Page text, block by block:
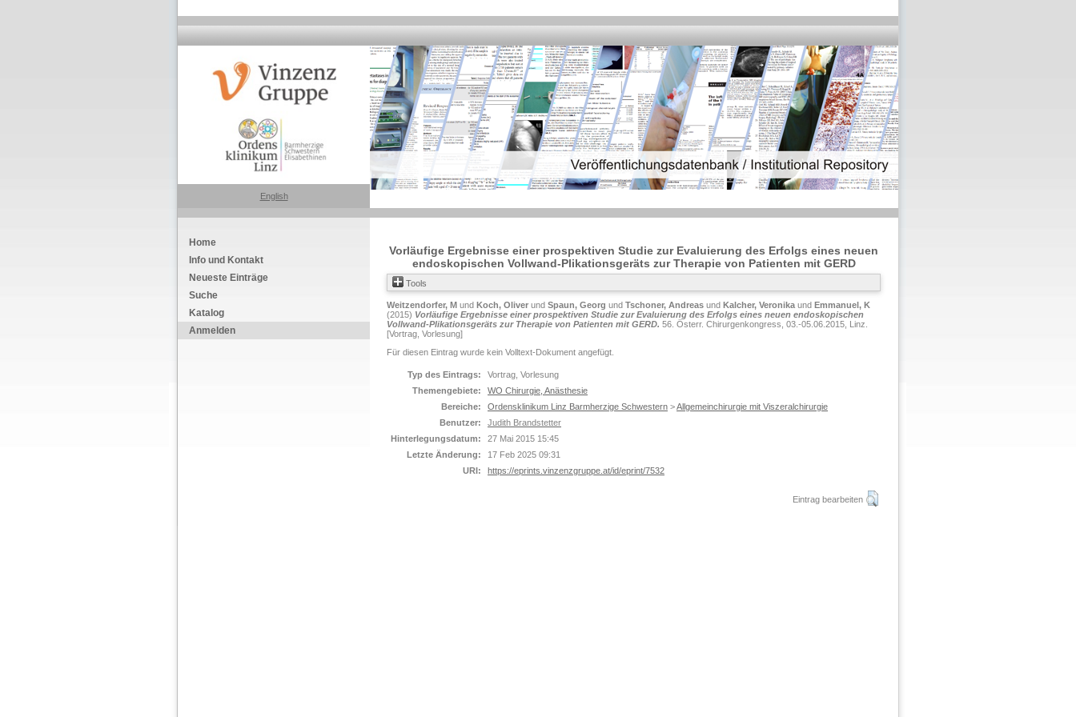
English
Home
Info und Kontakt
Neueste Einträge
Suche
Katalog
Anmelden
Vorläufige Ergebnisse einer prospektiven Studie zur Evaluierung des Erfolgs eines neuen
endoskopischen Vollwand-Plikationsgeräts zur Therapie von Patienten mit GERD
Tools
Weitzendorfer, M und Koch, Oliver und Spaun, Georg und Tschoner, Andreas und Kalcher, Veronika und Emmanuel, K
(2015) Vorläufige Ergebnisse einer prospektiven Studie zur Evaluierung des Erfolgs eines neuen endoskopischen
Vollwand-Plikationsgeräts zur Therapie von Patienten mit GERD. 56. Österr. Chirurgenkongress, 03.-05.06.2015, Linz.
[Vortrag, Vorlesung]
Für diesen Eintrag wurde kein Volltext-Dokument angefügt.
Typ des Eintrags:
Vortrag, Vorlesung
Themengebiete:
WO Chirurgie, Anästhesie
Bereiche:
Ordensklinikum Linz Barmherzige Schwestern >Allgemeinchirurgie mit Viszeralchirurgie
Benutzer:
Judith Brandstetter
Hinterlegungsdatum:
27 Mai 2015 15:45
Letzte Änderung:
17 Feb 2025 09:31
URI:
https://eprints.vinzenzgruppe.at/id/eprint/7532
Eintrag bearbeiten